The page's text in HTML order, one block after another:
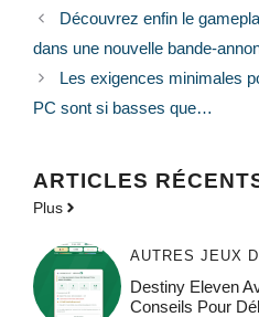
Découvrez enfin le
dans une nouvelle bande-
Les exigences minimales
PC sont si basses que…
ARTICLES
Plus
AUTRES JEUX
Destiny Eleven
Conseils Pour